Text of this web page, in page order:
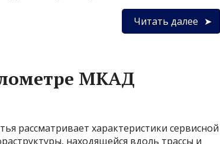
Читать далее
МКАД
рассматривает характеристики сервисной
находящейся вдоль трассы и